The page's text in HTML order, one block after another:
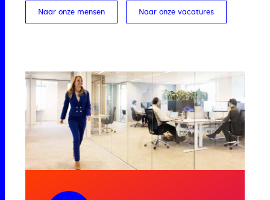
Naar onze mensen Naar onze vacatures